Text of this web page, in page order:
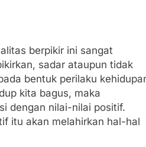
berpikir ini sangat
sadar ataupun tidak
bentuk perilaku
kita bagus, maka
dengan nilai-nilai positif.
itu akan melahirkan hal-hal